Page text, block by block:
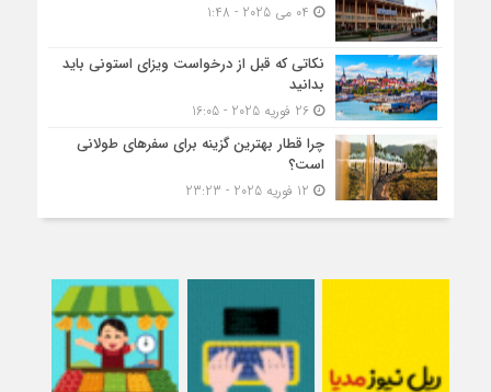
نکاتی که قبل از درخواست ویزای استونی باید
بدانید
26 فوریه 2025 - 16:05
چرا قطار بهترین گزینه برای سفرهای طولانی
است؟